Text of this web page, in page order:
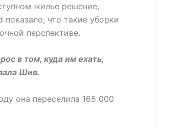
жилье решение,
что такие уборки
перспективе.
в том, куда им ехать,
Шив.
она переселила 165 000